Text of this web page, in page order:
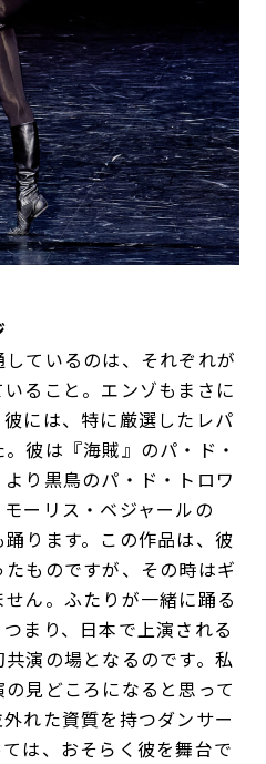
ているのは、それぞれが
ること。エンゾもまさに
には、特に厳選したレパ
彼は『海賊』のパ・ド・
り黒鳥のパ・ド・トロワ
ーリス・ベジャールの
踊ります。この作品は、彼
ものですが、その時はギ
ん。ふたりが一緒に踊る
まり、日本で上演される
演の場となるのです。私
見どころになると思って
れた資質を持つダンサー
は、おそらく彼を舞台で